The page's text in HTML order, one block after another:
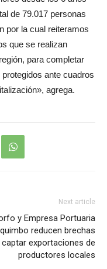
de 79.017 personas
por la cual reiteramos
que se realizan
para completar
ante cuadros
agrega.
Next article
y Empresa Portuaria
reducen brechas
captar exportaciones de
productores locales